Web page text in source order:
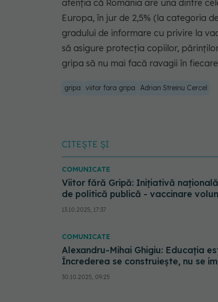
atenția că România are una dintre
Europa, în jur de 2,5% (la categoria
gradului de informare cu privire la
să asigure protecția copiilor,
gripa să nu mai facă ravagii în fiecare
gripa viitor fara gripa Adrian Streinu Cercel
CITEȘTE ȘI
COMUNICATE
Viitor fără Gripă: Inițiativă
de politică publică - vaccinare
13.10.2025, 17:37
COMUNICATE
Alexandru-Mihai Ghigiu: Educația
Încrederea se construiește, nu se
30.10.2025, 09:25